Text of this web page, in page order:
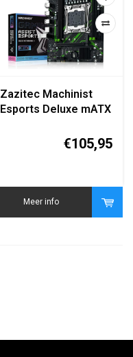
Zazitec Machinist
Esports Deluxe mATX
Compatibel met Intel
€105,95
Meer info